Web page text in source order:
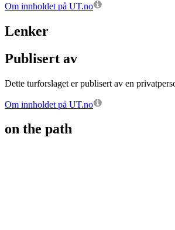
Om innholdet på UT.no
Lenker
Publisert av
Dette turforslaget er publisert av en
Om innholdet på UT.no
on the path